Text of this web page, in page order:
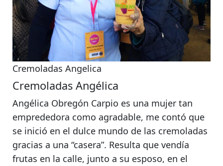
Cremoladas Angelica
Cremoladas Angélica
Angélica Obregón Carpio es una mujer tan
emprededora como agradable, me contó que
se inició en el dulce mundo de las cremoladas
gracias a una “casera”. Resulta que vendía
frutas en la calle, junto a su esposo, en el